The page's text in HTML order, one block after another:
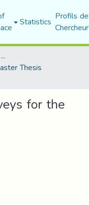
Statistics Profils
Faculty of Humanities and Social Sciences
Thesis
for the